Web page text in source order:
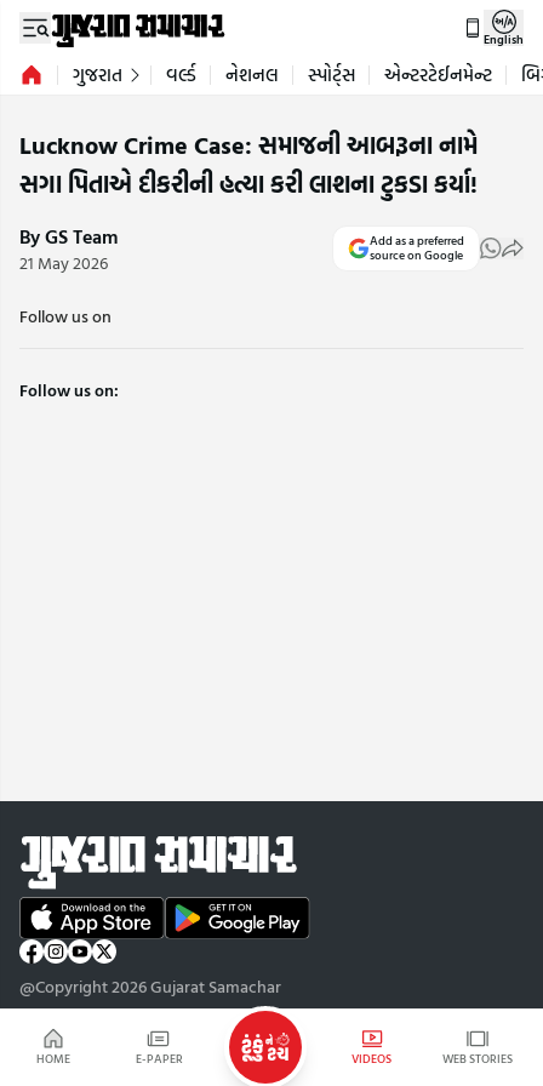
HOME E-PAPER VIDEOS WEB STORIES
English
ગુજરાત વર્લ્ડ નેશનલ સ્પોર્ટ્સ એન્ટરટેઈનમેન્ટ
Lucknow Crime Case: સમાજની આબરૂના નામે
સગા પિતાએ દીકરીની હત્યા કરી લાશના ટુકડા કર્યા!
By GS Team
21 May 2026
Add as a preferred
source on Google
Follow us on
Follow us on:
@Copyright 2026 Gujarat Samachar